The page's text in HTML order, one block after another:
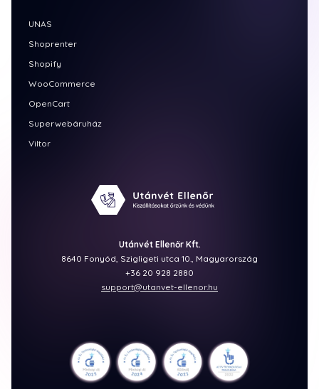
Utánvét Ellenőr Kft.
8640 Fonyód, Szigligeti utca 10., Magyarország
+36 20 928 2880
support@utanvet-ellenor.hu
UNAS
Shoprenter
Shopify
WooCommerce
OpenCart
Superwebáruház
Viltor